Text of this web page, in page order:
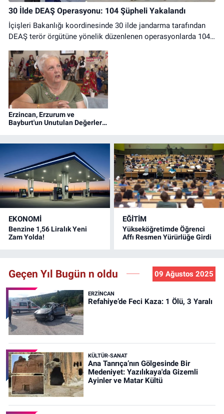
30 İlde DEAŞ Operasyonu: 104 Şüpheli Yakalandı
İçişleri Bakanlığı koordinesinde 30 ilde jandarma tarafından
DEAŞ terör örgütüne yönelik düzenlenen operasyonlarda 104
Erzincan, Erzurum ve
Bayburt'un Unutulan Değerleri
EKONOMİ
Benzine 1,56 Liralık Yeni
Zam Yolda!
EĞİTİM
Yükseköğretimde Öğrenci
Affı Resmen Yürürlüğe Girdi
Geçen Yıl Bugün n oldu 09 Ağustos 2025
ERZINCAN
Refahiye’de Feci Kaza: 1 Ölü, 3 Yaralı
KÜLTÜR-SANAT
Ana Tanrıça’nın Gölgesinde Bir
Medeniyet: Yazılıkaya'da Gizemli
Ayinler ve Matar Kültü